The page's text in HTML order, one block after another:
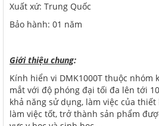
Xuất xứ: Trung Quốc
Bảo hành: 01 năm
Giới thiệu chung:
Kính hiển vi DMK1000T thuộc nhóm
mắt với độ phóng đại tối đa lên tới
khả năng sử dụng, làm việc của
làm việc tốt, trở thành sản phẩm